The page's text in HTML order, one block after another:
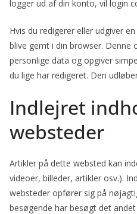
logger ud af din konto, vil login
Hvis du redigerer eller udgiver
blive gemt i din browser. Denne
personlige data og opgiver
du lige har redigeret. Den
Indlejret
websteder
Artikler på dette websted kan
videoer, billeder, artikler osv.).
websteder opfører sig på
besøgende har besøgt det